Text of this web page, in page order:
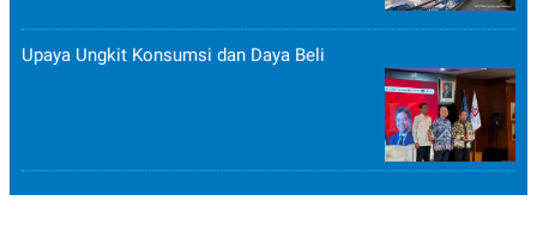
Upaya Ungkit Konsumsi dan Daya Beli